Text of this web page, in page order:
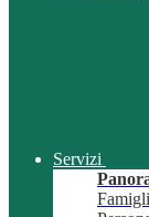
Servizi